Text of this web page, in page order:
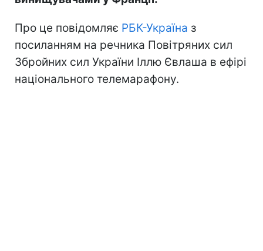
Про це повідомляє РБК-Україна з
посиланням на речника Повітряних сил
Збройних сил України Іллю Євлаша в ефірі
національного телемарафону.